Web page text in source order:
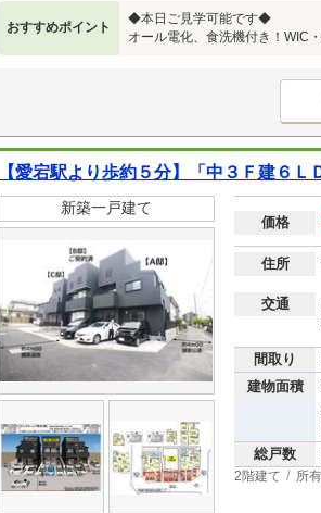
おすすめポイント
◆本日ご見学可能です◆
オール電化、食洗機付き！WIC
【愛宕駅より歩約５分】「中３Ｆ建６
新築一戸建て
価格
住所
交通
間取り
建物面積
総戸数
2階建て 所